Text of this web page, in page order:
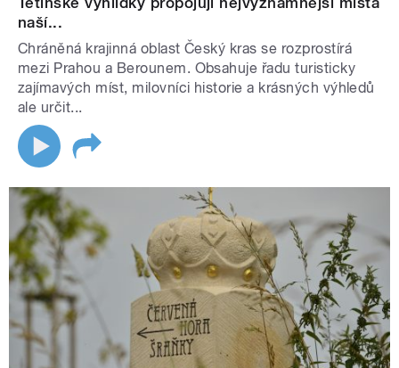
naší...
Chráněná krajinná oblast Český kras se rozprostírá
mezi Prahou a Berounem. Obsahuje řadu turisticky
zajímavých míst, milovníci historie a krásných výhledů
ale určit...